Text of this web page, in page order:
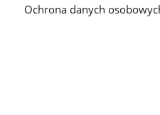
Ochrona danych